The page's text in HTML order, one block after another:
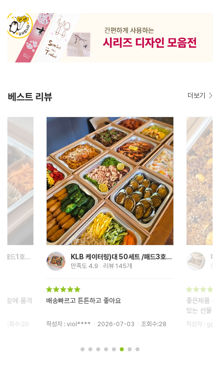
베스트 리뷰 더보기
KLB 케이터링)대 50세트 /패드3호별매
조회수:28
파티박스대b호 49GM 5세트
만족도 5 리뷰7개
좋은제품 구입할수있어서 너무걈사드려요 의미
선물하기에 너...
작성자 : ggga**** 2026-07-01 조회수:133
정
만
수량 가격
다
작성자 :